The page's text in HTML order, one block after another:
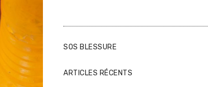
SOS BLESSURE
ARTICLES RÉCENTS